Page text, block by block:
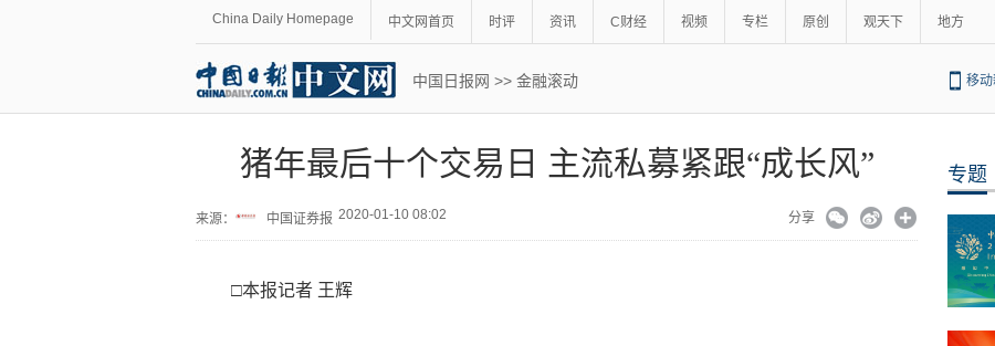
China Daily Homepage 中文网首页 时评 资讯 C财经 视频 专栏 原创 观天下 地方
中国日报网 >> 金融滚动 移
猪年最后十个交易日 主流私募紧跟“成长风”
来源： 中国证券报 2020-01-10 08:02 分享
□本报记者 王辉
专题